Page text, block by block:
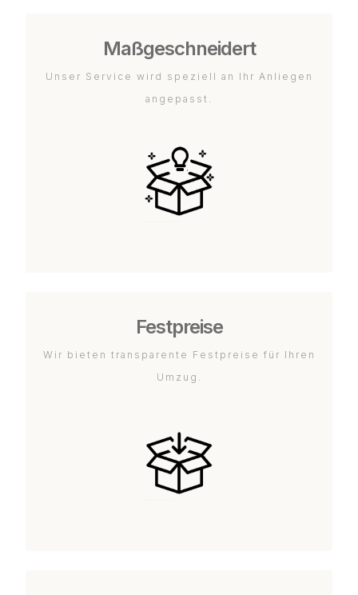
Maßgeschneidert
Unser Service wird speziell an Ihr Anliegen
angepasst.
Festpreise
Wir bieten transparente Festpreise für Ihren
Umzug.